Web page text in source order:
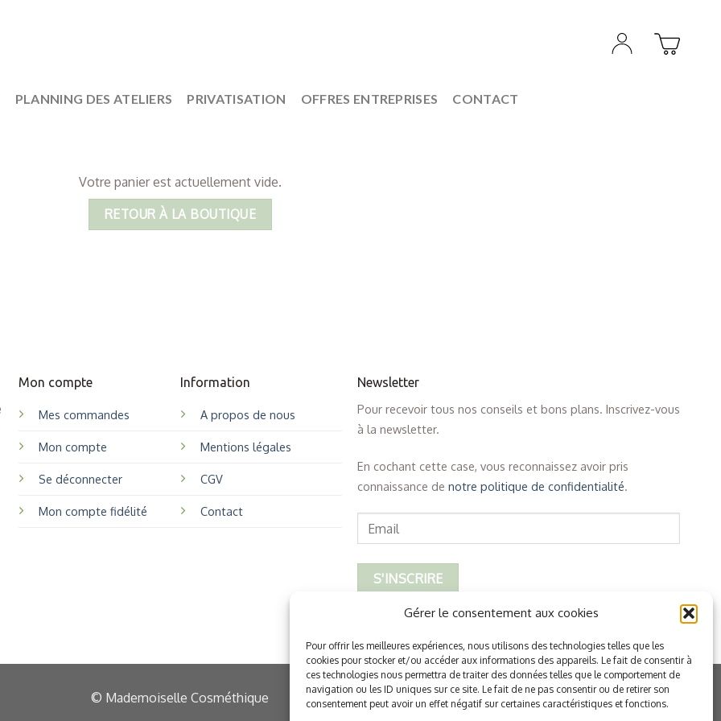
Gérer le consentement aux cookies
Pour offrir les meilleures expériences, nous utilisons des technologies telles que les
cookies pour stocker et/ou accéder aux informations des appareils. Le fait de consentir à
ces technologies nous permettra de traiter des données telles que le comportement de
navigation ou les ID uniques sur ce site. Le fait de ne pas consentir ou de retirer son
consentement peut avoir un effet négatif sur certaines caractéristiques et fonctions.
PLANNING DES ATELIERS PRIVATISATION OFFRES ENTREPRISES CONTACT
Votre panier est actuellement vide.
RETOUR À LA BOUTIQUE
Mon compte
Mes commandes
Mon compte
Se déconnecter
Mon compte fidélité
Information
A propos de nous
Mentions légales
CGV
Contact
Newsletter
Pour recevoir tous nos conseils et bons plans. Inscrivez-vous
à la newsletter.
En cochant cette case, vous reconnaissez avoir pris
connaissance denotre politique de confidentialité
© Mademoiselle Cosméthique